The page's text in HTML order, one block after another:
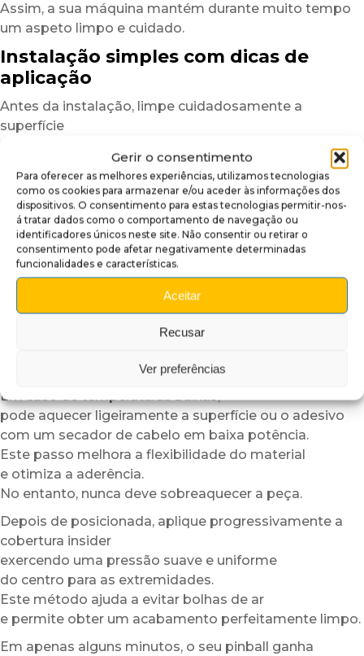
Gerir o consentimento
Para oferecer as melhores experiências, utilizamos tecnologias
como os cookies para armazenar e/ou aceder às informações dos
dispositivos. O consentimento para estas tecnologias permitir-nos-
á tratar dados como o comportamento de navegação ou
identificadores únicos neste site. Não consentir ou retirar o
consentimento pode afetar negativamente determinadas
funcionalidades e características.
Aceitar
Recusar
Ver preferências
Assim, a sua máquina mantém durante muito tempo
um aspeto limpo e cuidado.
Instalação simples com dicas de
aplicação
Antes da instalação, limpe cuidadosamente a
superfície
para eliminar poeiras, marcas de gordura ou resíduos
que possam afetar a aderência.
Uma superfície limpa garante um resultado mais
uniforme e duradouro.
Depois, posicione a cobertura insider a seco
para verificar o alinhamento.
Graças à sua estrutura semirrígida,
o plexiglass autocolante é mais fácil de manusear
do que um simples vinil adesivo.
Para facilitar ainda mais a instalação,
temperatura moderada.
Em caso de temperaturas baixas,
pode aquecer ligeiramente a superfície ou o adesivo
com um secador de cabelo em baixa potência.
Este passo melhora a flexibilidade do material
e otimiza a aderência.
No entanto, nunca deve sobreaquecer a peça.
Depois de posicionada, aplique progressivamente a
cobertura insider
exercendo uma pressão suave e uniforme
do centro para as extremidades.
Este método ajuda a evitar bolhas de ar
e permite obter um acabamento perfeitamente limpo.
Em apenas alguns minutos, o seu pinball ganha